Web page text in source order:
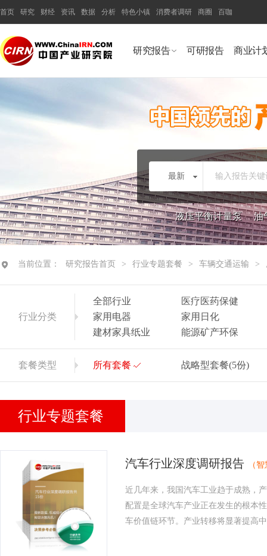
首页 研究 财经 资讯 数据 分析 特色小镇 消费者调研 商圈 百咖
研究报告 可研报告 商业计
输入报告关
最新
液压平衡计量泵 油
当前位置： 研究报告首页 > 行业专题套餐 > 车辆交通运输 >
行业分类
全部行业
医疗医药保健
家用电器
家用日化
建材家具纸业
能源矿产环保
套餐类型 所有套餐 战略型套餐(5份)
行业专题套餐
汽车行业深度调研报告 （
近几年来，我国汽车工业趋于成熟，
配置是全球汽车产业正在发生的根本
车价值链环节。产业转移将显著提高